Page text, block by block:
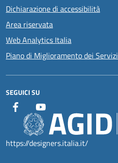
Dichiarazione di accessibilità
Area riservata
Web Analytics Italia
Piano di Miglioramento dei Servizi
SEGUICI SU
https://designers.italia.it/